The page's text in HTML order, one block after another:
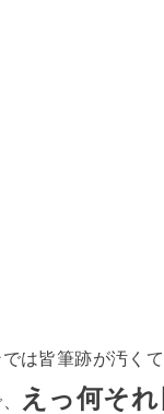
では皆筆跡が汚く
えっ何それ